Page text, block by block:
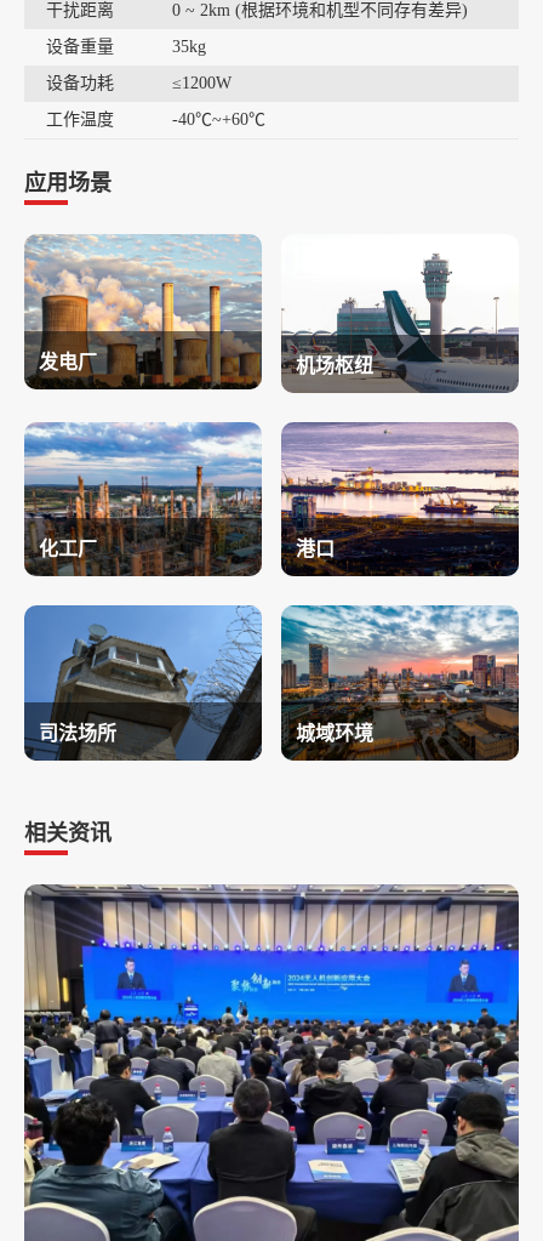
干扰距离
0 ~ 2km (根据环境和机型不同存有差异)
设备重量
35kg
设备功耗
≤1200W
工作温度
-40℃~+60℃
应用场景
发电厂 机场枢纽
化工厂 港口
司法场所 城域环境
相关资讯